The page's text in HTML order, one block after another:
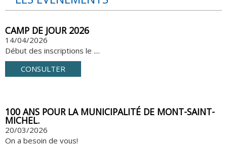
CAMP DE JOUR 2026
14/04/2026
Début des inscriptions le ....
CONSULTER
100 ANS POUR LA MUNICIPALITÉ DE MONT-SAINT-
MICHEL.
20/03/2026
On a besoin de vous!